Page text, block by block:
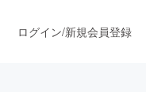
ログイン/新規会員登録